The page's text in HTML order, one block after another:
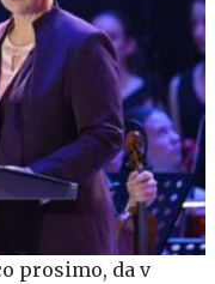
prosimo, da v